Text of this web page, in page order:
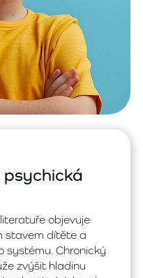
psychická
objevuje
stavem dítěte a
systému. Chronický
zvýšit hladinu